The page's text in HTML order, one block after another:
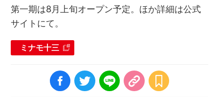
第一期は8月上旬オープン予定。ほか詳細は公式
サイトにて。
ミナモ十三